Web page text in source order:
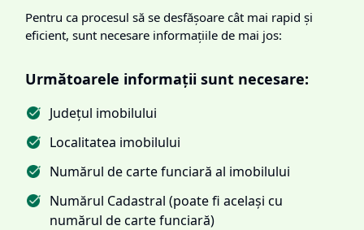
Pentru ca procesul să se desfășoare cât mai rapid și
eficient, sunt necesare informațiile de mai jos:
Următoarele informații sunt necesare:
Județul imobilului
Localitatea imobilului
Numărul de carte funciară al imobilului
Numărul Cadastral (poate fi același cu
numărul de carte funciară)